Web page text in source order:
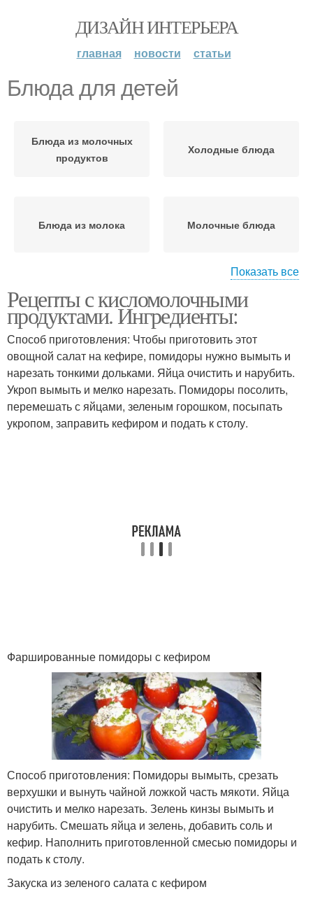
ДИЗАЙН ИНТЕРЬЕРА
главная новости статьи
Блюда для детей
Блюда из молочных
продуктов
Холодные блюда
Блюда из молока Молочные блюда
Блюда с молоком
Показать все
Рецепты с кисломолочными
продуктами. Ингредиенты:
Способ приготовления: Чтобы приготовить этот
овощной салат на кефире, помидоры нужно вымыть и
нарезать тонкими дольками. Яйца очистить и нарубить.
Укроп вымыть и мелко нарезать. Помидоры посолить,
перемешать с яйцами, зеленым горошком, посыпать
укропом, заправить кефиром и подать к столу.
Фаршированные помидоры с кефиром
Способ приготовления: Помидоры вымыть, срезать
верхушки и вынуть чайной ложкой часть мякоти. Яйца
очистить и мелко нарезать. Зелень кинзы вымыть и
нарубить. Смешать яйца и зелень, добавить соль и
кефир. Наполнить приготовленной смесью помидоры и
подать к столу.
Закуска из зеленого салата с кефиром